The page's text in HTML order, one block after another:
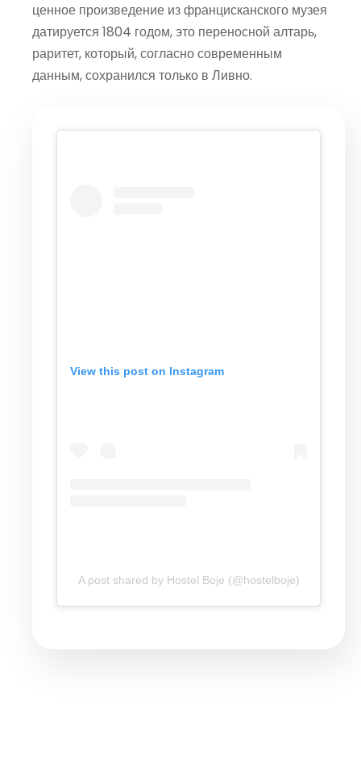
ценное произведение из францисканского музея
датируется 1804 годом, это переносной алтарь,
раритет, который, согласно современным
данным, сохранился только в Ливно.
View this post on Instagram
A post shared by Hostel Boje (@hostelboje)